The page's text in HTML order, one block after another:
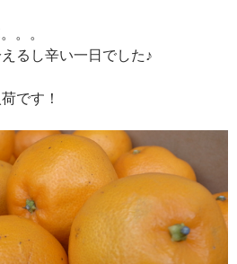
。。
るし辛い一日でした♪
です！